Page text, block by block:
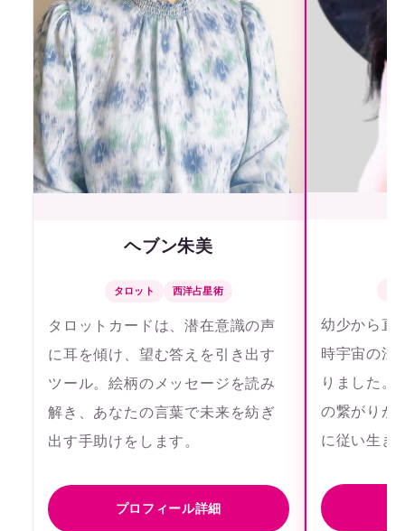
ヘブン朱美
タロット 西洋占星術
タロットカードは、潜在意識の声
に耳を傾け、望む答えを引き出す
ツール。絵柄のメッセージを読み
解き、あなたの言葉で未来を紡ぎ
出す手助けをします。
プロフィール詳細
幼少から直
時宇宙の法
りました。
の繋がりが
に従い生き